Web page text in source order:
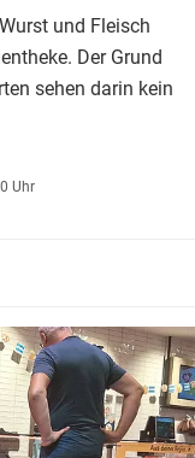
und Fleisch
Der Grund
sehen darin kein
Uhr